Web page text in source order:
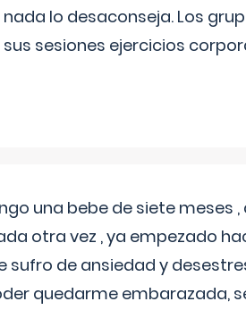
lo desaconseja. Los
sesiones ejercicios
una bebe de siete meses
otra vez , ya empezado
de ansiedad y
quedarme embarazada,